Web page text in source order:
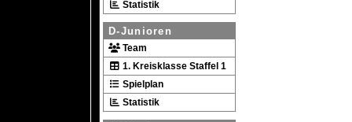
Statistik
D-Junioren
Team
1. Kreisklasse Staffel 1
Spielplan
Statistik